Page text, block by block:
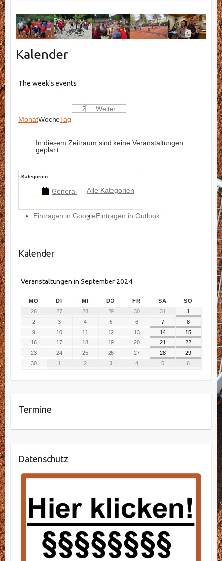
Kalender
The week's events
MonatWocheTag
ZurückHeute
Weiter
In diesem Zeitraum sind keine Veranstaltungen
geplant.
Kategorien
General Alle Kategorien
Eintragen in GoogleEintragen in Outlook
Kalender
Veranstaltungen in September 2024
MO DI MI DO FR SA
SO
26
27 28 29 30 31
1
2
3 4 5 6 7
8
9
10 11 12 13 14
15
16
17 18 19 20 21
22
23
24 25 26 27 28
29
30
1 2 3 4 5 6
Termine
Datenschutz